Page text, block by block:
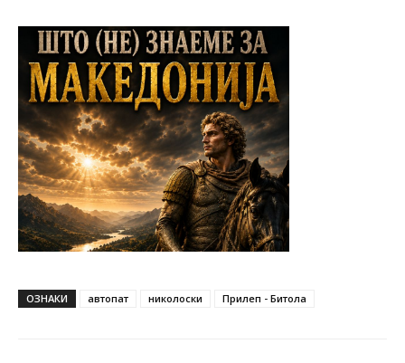
ОЗНАКИ автопат николоски Прилеп - Битола